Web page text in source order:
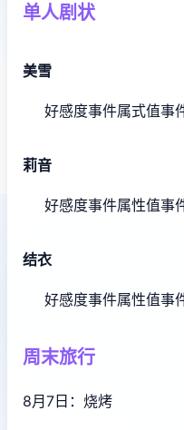
单人剧状
美雪
好感度事件属式值事
莉音
好感度事件属性值事
结衣
好感度事件属性值事
周末旅行
8月7日：烧烤